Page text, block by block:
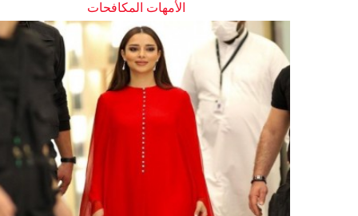
الأمهات المكافحات